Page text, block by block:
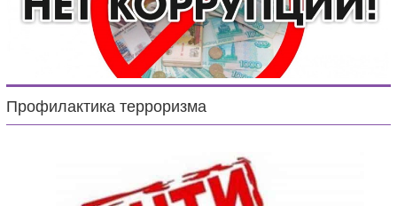
Профилактика терроризма